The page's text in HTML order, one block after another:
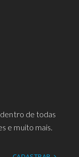
de todas
e muito mais.